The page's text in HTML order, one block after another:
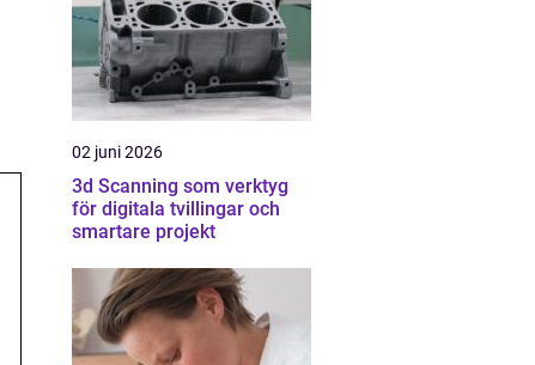
02 juni 2026
3d Scanning som verktyg
för digitala tvillingar och
smartare projekt